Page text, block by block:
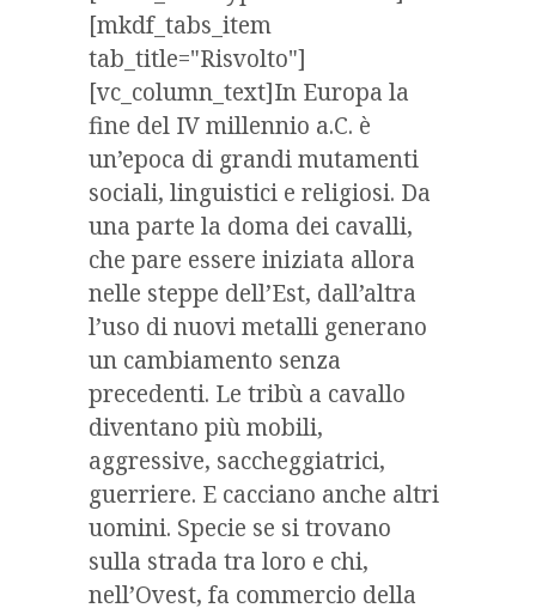
[mkdf_tabs_item
tab_title="Risvolto"]
[vc_column_text]In Europa la
fine del IV millennio a.C. è
un’epoca di grandi mutamenti
sociali, linguistici e religiosi. Da
una parte la doma dei cavalli,
che pare essere iniziata allora
nelle steppe dell’Est, dall’altra
l’uso di nuovi metalli generano
un cambiamento senza
precedenti. Le tribù a cavallo
diventano più mobili,
aggressive, saccheggiatrici,
guerriere. E cacciano anche altri
uomini. Specie se si trovano
sulla strada tra loro e chi,
nell’Ovest, fa commercio della